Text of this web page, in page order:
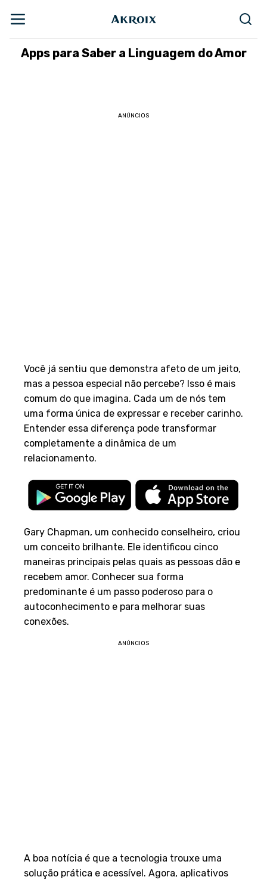
Apps para Saber a Linguagem do Amor
ANÚNCIOS
Você já sentiu que demonstra afeto de um jeito,
mas a pessoa especial não percebe? Isso é mais
comum do que imagina. Cada um de nós tem
uma forma única de expressar e receber carinho.
Entender essa diferença pode transformar
completamente a dinâmica de um
relacionamento.
Gary Chapman, um conhecido conselheiro, criou
um conceito brilhante. Ele identificou cinco
maneiras principais pelas quais as pessoas dão e
recebem amor. Conhecer sua forma
predominante é um passo poderoso para o
autoconhecimento e para melhorar suas
conexões.
ANÚNCIOS
A boa notícia é que a tecnologia trouxe uma
solução prática e acessível. Agora, aplicativos